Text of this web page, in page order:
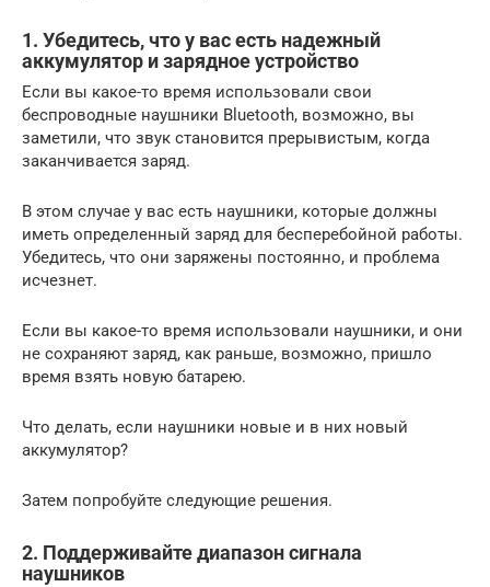
1. Убедитесь, что у вас есть надежный
аккумулятор и зарядное устройство
Если вы какое-то время использовали свои
беспроводные наушники Bluetooth, возможно, вы
заметили, что звук становится прерывистым, когда
заканчивается заряд.
В этом случае у вас есть наушники, которые должны
иметь определенный заряд для бесперебойной работы.
Убедитесь, что они заряжены постоянно, и проблема
исчезнет.
Если вы какое-то время использовали наушники, и они
не сохраняют заряд, как раньше, возможно, пришло
время взять новую батарею.
Что делать, если наушники новые и в них новый
аккумулятор?
Затем попробуйте следующие решения.
2. Поддерживайте диапазон сигнала
наушников